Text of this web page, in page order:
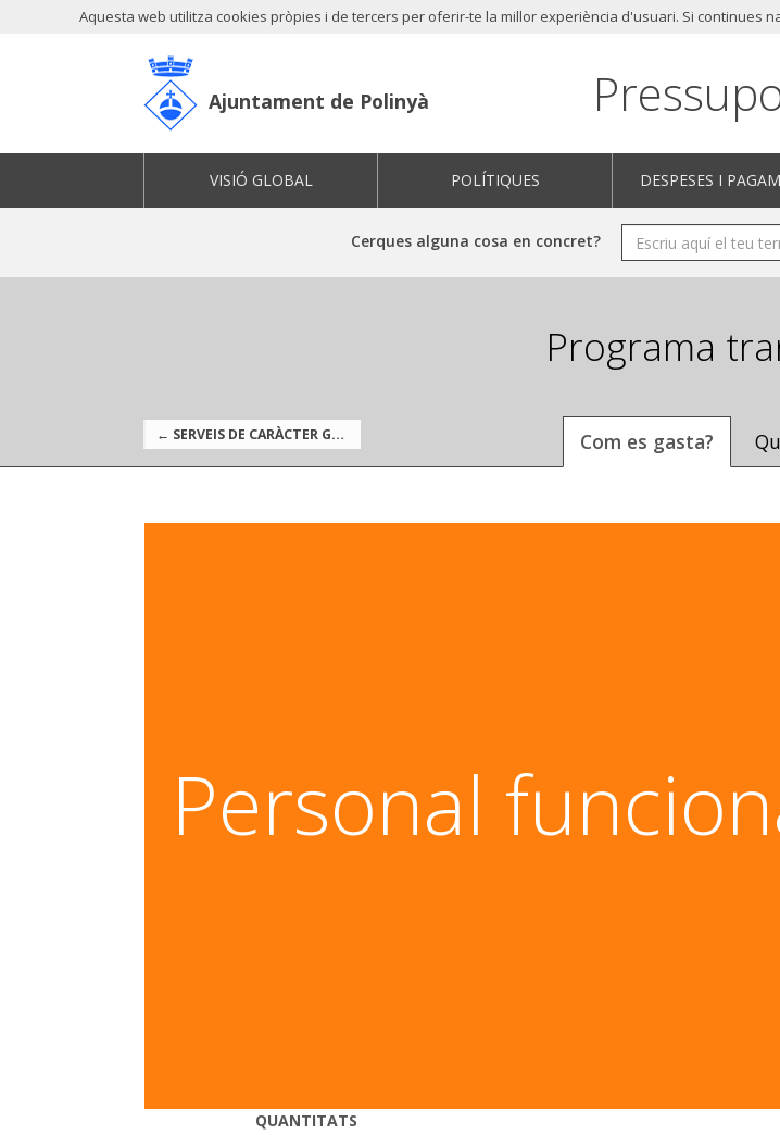
Aquesta web utilitza cookies pròpies i de tercers per oferir-te la millor experiència d'usuari. Si continues
Ajuntament de Polinyà
VISIÓ GLOBAL POLÍTIQUES DESPESES I
Cerques alguna cosa en concret?
← SERVEIS DE CARÀCTER GENERAL
Programa
Com es gasta?
Com es gasta?
Personal
QUANTITATS